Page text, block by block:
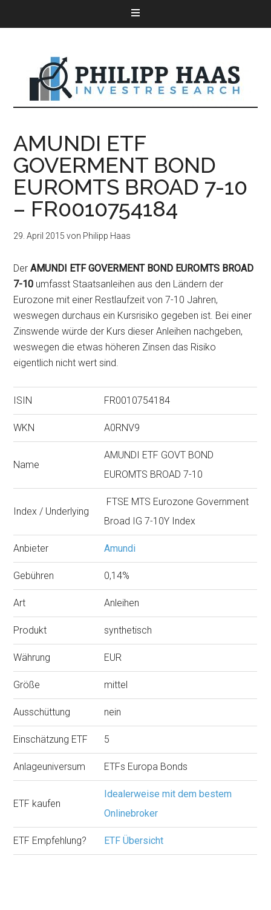
AMUNDI ETF
GOVERMENT BOND
EUROMTS BROAD 7-10
– FR0010754184
29. April 2015 von Philipp Haas
DerAMUNDI ETF GOVERMENT BOND EUROMTS BROAD
7-10 umfasst Staatsanleihen aus den Ländern der
Eurozone mit einer Restlaufzeit von 7-10 Jahren,
weswegen durchaus ein Kursrisiko gegeben ist. Bei einer
Zinswende würde der Kurs dieser Anleihen nachgeben,
weswegen die etwas höheren Zinsen das Risiko
eigentlich nicht wert sind.
ISIN FR0010754184
WKN A0RNV9
Name
AMUNDI ETF GOVT BOND
EUROMTS BROAD 7-10
Index / Underlying
FTSE MTS Eurozone Government
Broad IG 7-10Y Index
Anbieter Amundi
Gebühren 0,14%
Art Anleihen
Produkt synthetisch
Währung EUR
Größe mittel
Ausschüttung nein
Einschätzung ETF 5
Anlageuniversum ETFs Europa Bonds
ETF kaufen
Idealerweise mit dem bestem
Onlinebroker
ETF Empfehlung? ETF Übersicht